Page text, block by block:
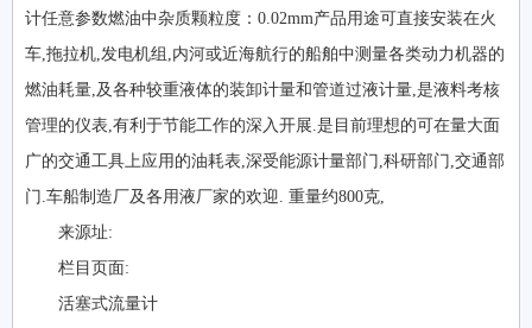
计任意参数燃油中杂质颗粒度：0.02mm产品用途可直接安装在火
车,拖拉机,发电机组,内河或近海航行的船舶中测量各类动力机器的
燃油耗量,及各种较重液体的装卸计量和管道过液计量,是液料考核
管理的仪表,有利于节能工作的深入开展.是目前理想的可在量大面
广的交通工具上应用的油耗表,深受能源计量部门,科研部门,交通部
门.车船制造厂及各用液厂家的欢迎. 重量约800克,
来源址:
栏目页面:
活塞式流量计